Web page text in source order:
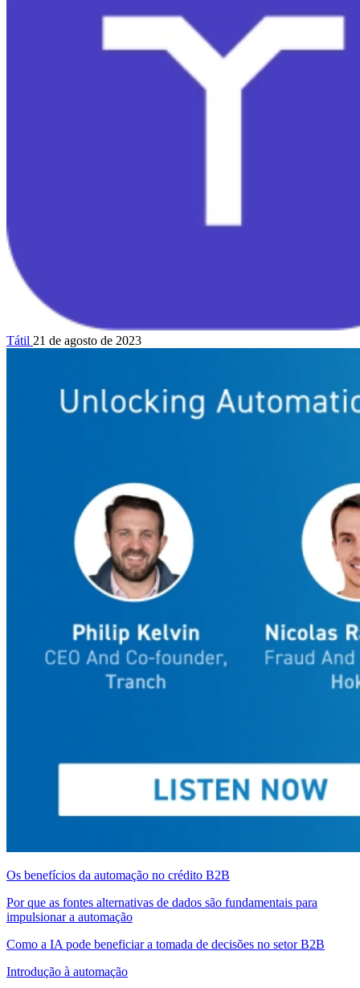
Tátil 21 de agosto de 2023
Os benefícios da automação no crédito B2B
Por que as fontes alternativas de dados são fundamentais para
impulsionar a automação
Como a IA pode beneficiar a tomada de decisões no setor B2B
Introdução à automação